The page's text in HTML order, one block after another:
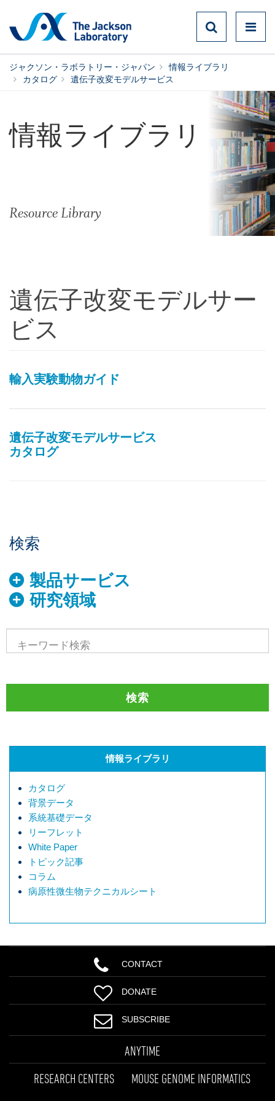
ジャクソン・ラボラトリー・ジャパン
情報ライブラリ
カタログ
遺伝子改変モデルサービス
情報ライブラリ
Resource Library
遺伝子改変モデルサー
ビス
輸入実験動物ガイド
遺伝子改変モデルサービス
カタログ
検索
製品サービス
研究領域
情報ライブラリ
カタログ
背景データ
系統基礎データ
リーフレット
White Paper
トピック記事
コラム
病原性微生物テクニカルシート
CONTACT
DONATE
SUBSCRIBE
ANYTIME
RESEARCH CENTERS
MOUSE GENOME INFORMATICS